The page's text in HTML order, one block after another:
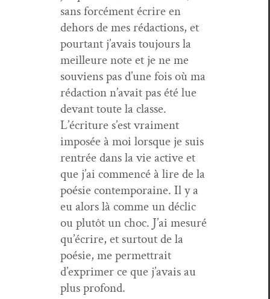
sans for­cé­ment écrire en
dehors de mes rédac­tions, et
pour­tant j’avais tou­jours la
meilleure note et je ne me
sou­viens pas d’une fois où ma
rédac­tion n’avait pas été lue
devant toute la classe.
L’écriture s’est vrai­ment
imposée à moi lorsque je suis
ren­trée dans la vie active et
que j’ai com­mencé à lire de la
poésie con­tem­po­raine. Il y a
eu alors là comme un déclic
ou plutôt un choc. J’ai mesuré
qu’écrire, et surtout de la
poésie, me per­me­t­trait
d’exprimer ce que j’avais au
plus profond.